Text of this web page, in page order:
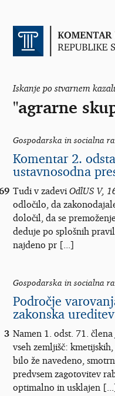
Iskanje po stvarnem
"agrarne
Gospodarska in socialna
Komentar 2.
ustavnosodna
Tudi v zadevi OdlUS V,
odločilo, da
določil, da se
deduje po splošnih
najdeno pr [...]
Gospodarska in socialna
Področje
zakonska ureditev
3 Namen 1. odst. 71.
vseh zemljišč:
bilo že navedeno,
predvsem zagotovitev
optimalno in usklajen